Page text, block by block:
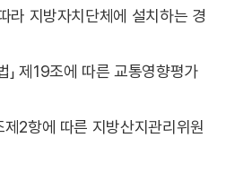
라 지방자치단체에 설치하는 경
」 제19조에 따른 교통영향평가
제2항에 따른 지방산지관리위원